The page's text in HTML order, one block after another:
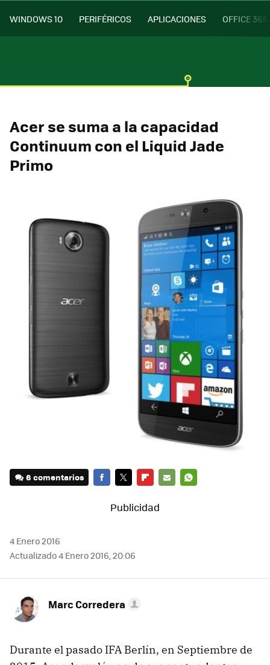
WINDOWS 10 PERIFÉRICOS APLICACIONES OFFICE 365
Acer se suma a la capacidad
Continuum con el Liquid Jade
Primo
6 comentarios
MAIL
4 Enero 2016
Actualizado 4 Enero 2016, 20:06
Marc Corredera
Durante el pasado IFA Berlín, en Septiembre de